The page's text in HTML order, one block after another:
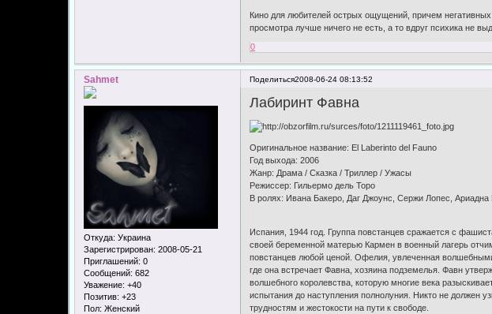
Кино для любителей острых ощущений, причем
просмотра лучше ничего не есть, а то вдруг психика не
0
Поделиться2008-06-24 08:13:52
Sahmet
Откуда: Украина
Зарегистрирован: 2008-05-21
Приглашений: 0
Сообщений: 682
Уважение: +40
Позитив: +23
Пол: Женский
Лабиринт Фавна
Оригинальное название: El Laberinto del Fauno
Год выхода: 2006
Жанр: Драма / Сказка / Триллер / Ужасы
Режиссер: Гильермо дель Торо
В ролях: Ивана Бакеро, Даг Джоунс, Сержи Лопес,
Испания, 1944 год. Группа повстанцев сражается с
своей беременной матерью Кармен в военный лагерь
повстанцев любой ценой. Офелия, увлеченная
где она встречает Фавна, хозяина подземелья. Фавн
волшебного королевства, которую многие века
испытания до наступления полнолуния. Никто не должен
трудностям и жестокости на пути к свободе.